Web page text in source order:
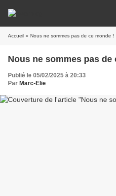
Accueil » Nous ne sommes pas de ce monde !
Nous ne sommes pas de
Publié le 05/02/2025 à 20:33
Par Marc-Elie